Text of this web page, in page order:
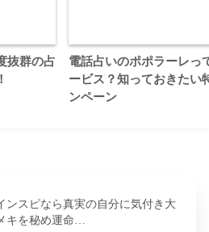
抜群の占
電話占いのポポラーレっ
ービス？知っておきたい
ンペーン
ンスピなら真実の自分に気付き大
キを秘め運命…